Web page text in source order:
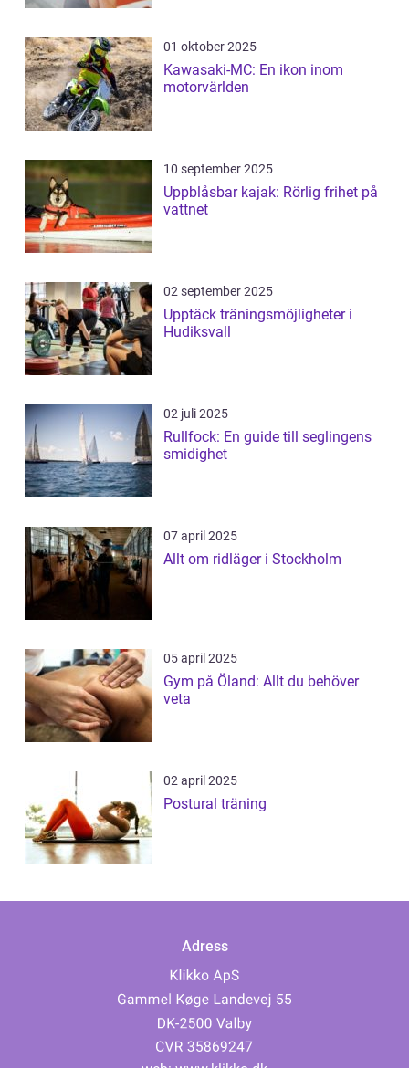
01 oktober 2025
Kawasaki-MC: En ikon inom
motorvärlden
10 september 2025
Uppblåsbar kajak: Rörlig frihet på
vattnet
02 september 2025
Upptäck träningsmöjligheter i
Hudiksvall
02 juli 2025
Rullfock: En guide till seglingens
smidighet
07 april 2025
Allt om ridläger i Stockholm
05 april 2025
Gym på Öland: Allt du behöver
veta
02 april 2025
Postural träning
Adress